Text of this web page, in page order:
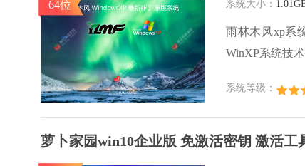
64位 系统大小：
雨林木风xp系
WinXP系统技
的发挥系统的
行环境安全可靠
系统等级：
萝卜家园win10企业版 免激活密钥 激活工